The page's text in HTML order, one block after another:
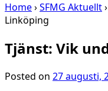
Home›SFMG Aktuellt›
Linköping
Tjänst: Vik
Posted on 27 augusti,